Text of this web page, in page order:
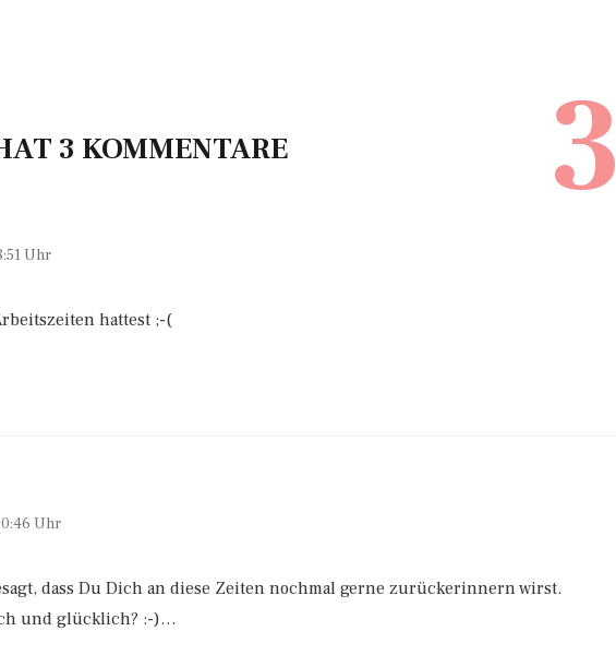
3 KOMMENTARE 3
Uhr
hattest ;-(
Uhr
dass Du Dich an diese Zeiten nochmal gerne zurückerinnern wirst.
und glücklich? :-)…